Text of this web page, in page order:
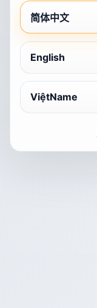
简体中文
English
ViệtName